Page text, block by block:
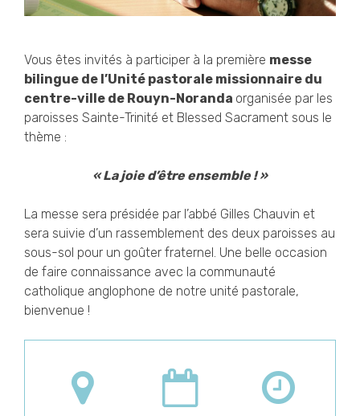
Vous êtes invités à participer à la première messe
bilingue de l’Unité pastorale missionnaire du
centre-ville de Rouyn-Noranda organisée par les
paroisses Sainte-Trinité et Blessed Sacrament sous le
thème :
« La joie d’être ensemble ! »
La messe sera présidée par l’abbé Gilles Chauvin et
sera suivie d’un rassemblement des deux paroisses au
sous-sol pour un goûter fraternel. Une belle occasion
de faire connaissance avec la communauté
catholique anglophone de notre unité pastorale,
bienvenue !